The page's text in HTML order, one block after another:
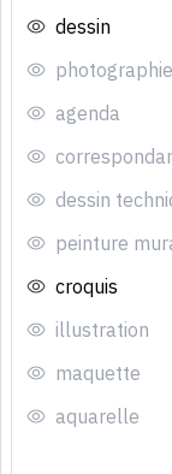
dessin
photographie
agenda
dessin
peinture
croquis
illustration
maquette
aquarelle